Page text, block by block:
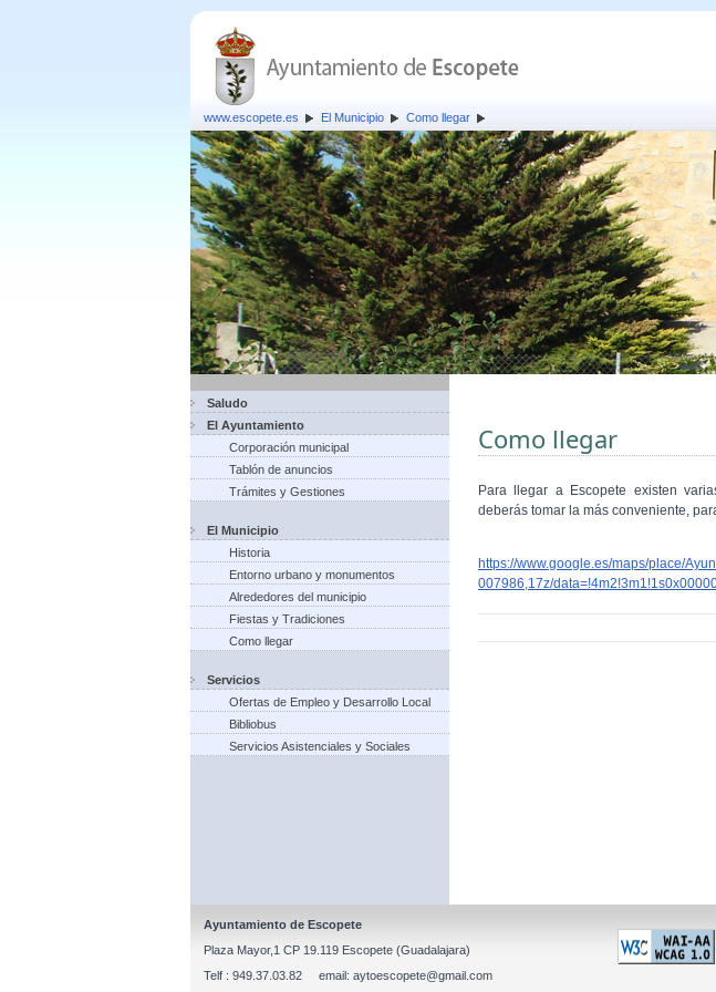
www.escopete.es El Municipio Como llegar
Saludo
El Ayuntamiento
Corporación municipal
Tablón de anuncios
Trámites y Gestiones
El Municipio
Historia
Entorno urbano y monumentos
Alrededores del municipio
Fiestas y Tradiciones
Como llegar
Servicios
Ofertas de Empleo y Desarrollo Local
Bibliobus
Servicios Asistenciales y Sociales
Como llegar
Para llegar a Escopete existen
deberás tomar la más conveniente,
https://www.google.es/maps/place/
007986,17z/
Ayuntamiento de Escopete
Plaza Mayor,1 CP 19.119 Escopete (Guadalajara)
Telf : 949.37.03.82 email: aytoescopete@gmail.com